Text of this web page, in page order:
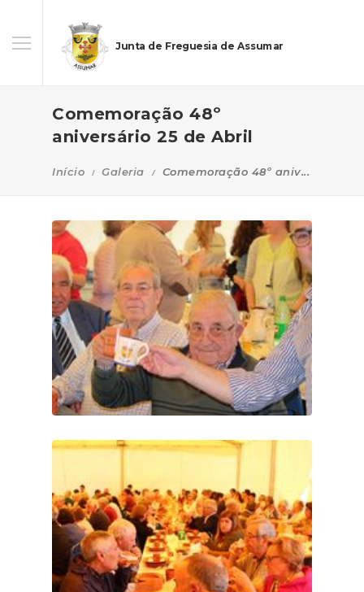
Junta de Freguesia de Assumar
Comemoração 48º
aniversário 25 de Abril
Início Galeria Comemoração 48º aniv...